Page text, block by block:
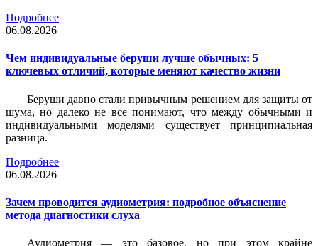
Подробнее
06.08.2026
Чем индивидуальные беруши лучше обычных: 5
ключевых отличий, которые меняют качество жизни
Беруши давно стали привычным решением для защиты от
шума, но далеко не все понимают, что между обычными и
индивидуальными моделями существует принципиальная
разница.
Подробнее
06.08.2026
Зачем проводится аудиометрия: подробное объяснение
метода диагностики слуха
Аудиометрия — это базовое, но при этом крайне